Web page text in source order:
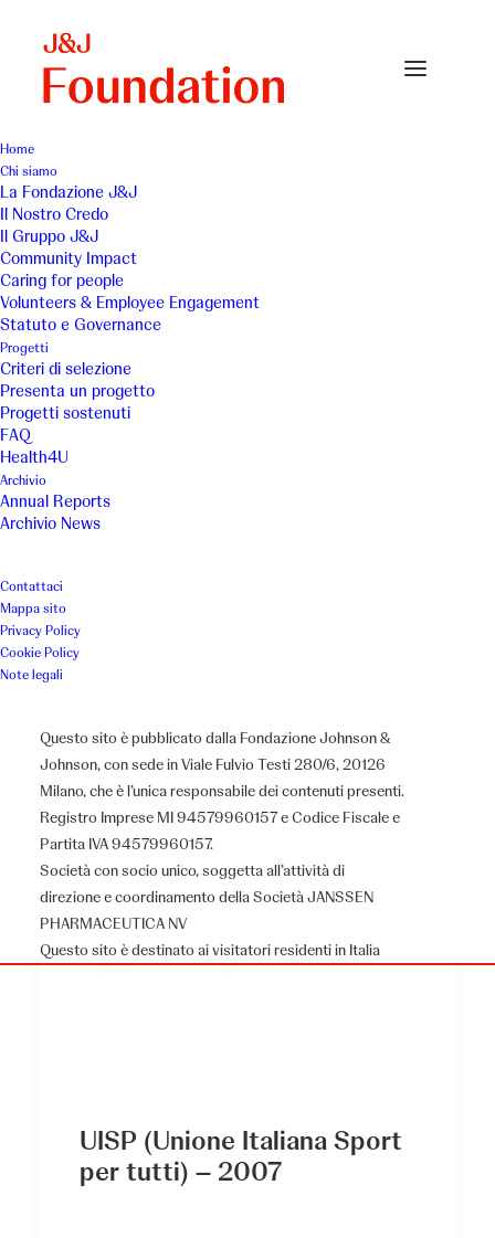
Home
Chi siamo
La Fondazione J&J
Il Nostro Credo
Il Gruppo J&J
Community Impact
Caring for people
Volunteers & Employee Engagement
Statuto e Governance
Progetti
Criteri di selezione
Presenta un progetto
Progetti sostenuti
FAQ
Health4U
Archivio
Annual Reports
Archivio News
Contattaci
Mappa sito
Privacy Policy
Cookie Policy
Note legali
Questo sito è pubblicato dalla Fondazione Johnson &
Johnson, con sede in Viale Fulvio Testi 280/6, 20126
Milano, che è l’unica responsabile dei contenuti presenti.
Registro Imprese MI 94579960157 e Codice Fiscale e
Partita IVA 94579960157.
Società con socio unico, soggetta all’attività di
direzione e coordinamento della Società JANSSEN
PHARMACEUTICA NV
Questo sito è destinato ai visitatori residenti in Italia
UISP (Unione Italiana
Sport per tutti)
UISP (Unione Italiana Sport
per tutti) – 2007